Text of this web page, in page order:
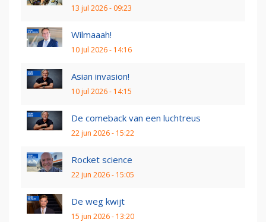
13 jul 2026 - 09:23
Wilmaaah!
10 jul 2026 - 14:16
Asian invasion!
10 jul 2026 - 14:15
De comeback van een luchtreus
22 jun 2026 - 15:22
Rocket science
22 jun 2026 - 15:05
De weg kwijt
15 jun 2026 - 13:20